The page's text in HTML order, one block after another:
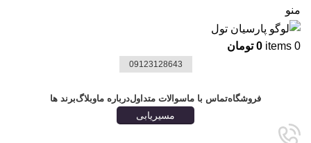
منو
0
items
0 تومان
09123128643
فروشگاهتماس با ماسوالات متداولدرباره ماوبلاگبرند ها
مسیریابی